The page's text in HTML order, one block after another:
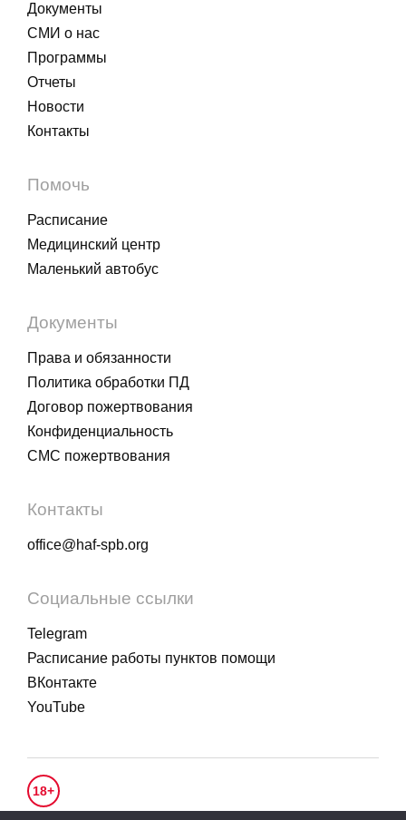
Документы
СМИ о нас
Программы
Отчеты
Новости
Контакты
Помочь
Расписание
Медицинский центр
Маленький автобус
Документы
Права и обязанности
Политика обработки ПД
Договор пожертвования
Конфиденциальность
СМС пожертвования
Контакты
office@haf-spb.org
Социальные ссылки
Telegram
Расписание работы пунктов помощи
ВКонтакте
YouTube
18+